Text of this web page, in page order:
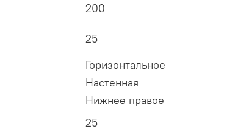
200
25
Горизонтальное
Настенная
Нижнее правое
25